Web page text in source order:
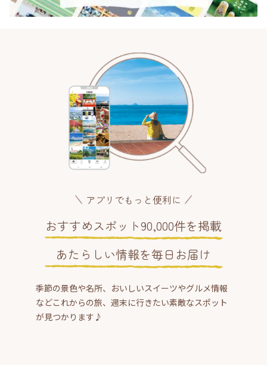
アプリでもっと便利に
おすすめスポット90,000件を掲載
あたらしい情報を毎日お届け
季節の景色や名所、おいしいスイーツやグルメ情報
などこれからの旅、週末に行きたい素敵なスポット
が見つかります♪